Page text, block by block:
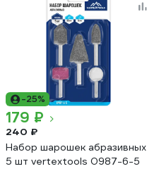
-25%
179 ₽
240 ₽
Набор шарошек абразивных
5 шт vertextools 0987-6-5